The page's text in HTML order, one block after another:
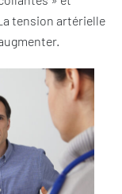
tension artérielle